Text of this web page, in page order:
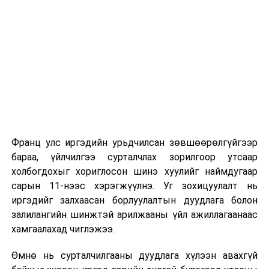
2026 оны 9 дүгээр сарын 13-наас оюутнуудыг
дотуур байранд оруулж эхэлнэ.
Сургууль, цэцэрлэгийн үйл ажиллагааны
зохицуулалт
2026 оны 8 дугаар сарын 17–28-ны өдрүүдэд
байранд элсэлт, бүртгэл болон бусад аливаа
Франц улс иргэдийн урьдчилсан зөвшөөрөлгүйгээр
бараа, үйлчилгээ сурталчлах зорилгоор утсаар
холбогдохыг хориглосон шинэ хуулийг наймдугаар
сарын 11-нээс хэрэгжүүлнэ. Уг зохицуулалт нь
иргэдийг залхаасан борлуулалтын дуудлага болон
залилангийн шинжтэй арилжааны үйл ажиллагаанаас
хамгаалахад чиглэжээ.
Өмнө нь сурталчилгааны дуудлага хүлээн авахгүй